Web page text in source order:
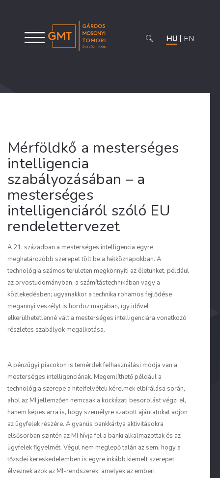
HU EN
Mérföldkő a mesterséges
intelligencia
szabályozásában – a
mesterséges
intelligenciáról szóló EU
rendelettervezet
A 21. században a mesterséges intelligencia egyre
meghatározóbb szerepet tölt be a hétköznapokban. A
technológia számos területen megkönnyíti az életünket, például
az orvostudományban, a számítástechnikában vagy a
közlekedésben; ugyanakkor a technika rohamos fejlődése
megannyi veszélyt is hordoz magában, így idővel
elkerülhetetlenné vált a mesterséges intelligenciára vonatkozó
részletes szabályok megalkotása.
A pénzügyi piacokon is temérdek felhasználási módja van a
mesterséges intelligenciának. Megemlíthető például a
technológia szerepe a hitelfelvételi kérelmek elbírálása során,
ahol az MI jellemzően nemcsak a kockázati besorolást végzi el,
hanem képes arra is, hogy személyre szabott ajánlatokat adjon
az ügyfelek részére. A gyanús bankkártya aktivitásokra
elsősorban szintén az MI hívja fel a banki alkalmazottak és az
ügyfelek figyelmét. Végül nem meglepő talán az sem, hogy a
tőzsdei kereskedelemben is egyre inkább kiemelt szerepet
élveznek azok az MI-rendszerek, amelyek az emberi